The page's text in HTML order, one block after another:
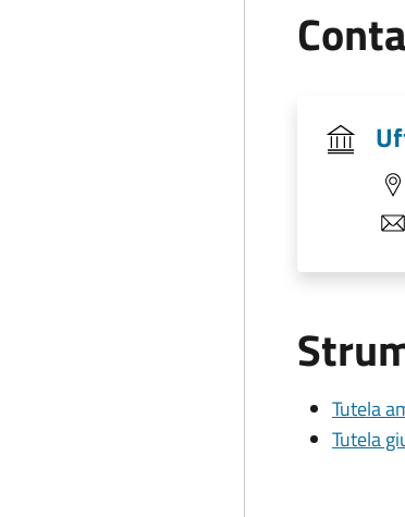
Tutela
Tutela